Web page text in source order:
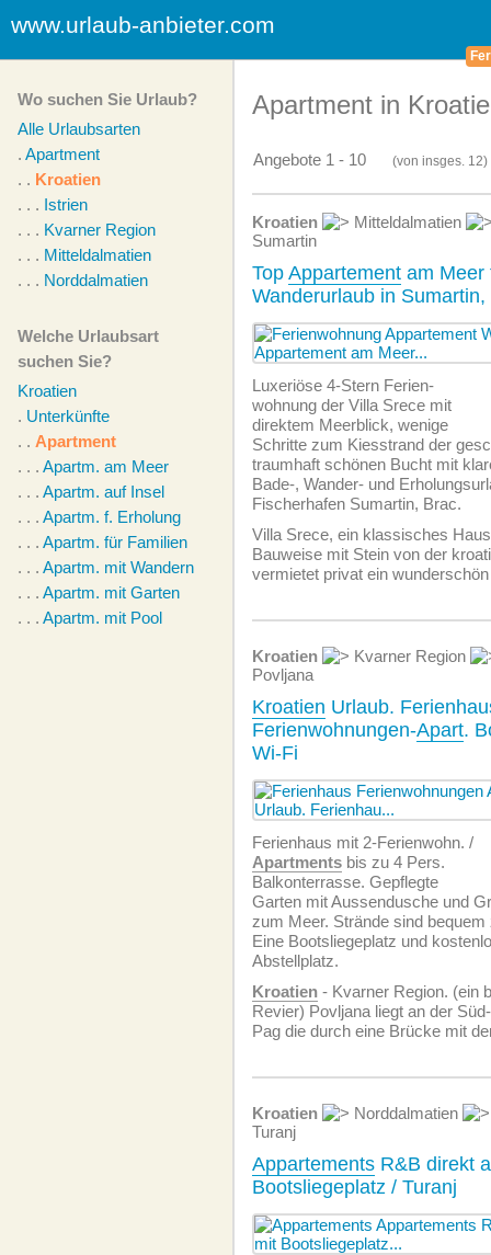
www.urlaub-anbieter.com
Wo suchen Sie Urlaub?
Alle Urlaubsarten
. Apartment
. . Kroatien
. . . Istrien
. . . Kvarner Region
. . . Mitteldalmatien
. . . Norddalmatien
Welche Urlaubsart
suchen Sie?
Kroatien
. Unterkünfte
. . Apartment
. . . Apartm. am Meer
. . . Apartm. auf Insel
. . . Apartm. f. Erholung
. . . Apartm. für Familien
. . . Apartm. mit Wandern
. . . Apartm. mit Garten
. . . Apartm. mit Pool
Apartment in
Angebote 1 - 10 (von insges. 12)
Kroatien
Mitteldalmatien
Sumartin
Top Appartement am Meer
Wanderurlaub in
Luxeriöse 4-Stern Ferien­
wohnung der Villa Srece mit
direktem Meerblick, wenige
Schritte zum Kiesstrand der
traumhaft schönen Bucht mit
Bade-, Wander- und
Fischerhafen Sumartin, Brac.
Villa Srece, ein klassisches
Bauweise mit Stein von der
vermietet privat ein
Kroatien
Kvarner Region
Povljana
Kroatien Urlaub.
Ferienwohnungen-Apart.
Wi-Fi
Ferienhaus mit 2-Ferienwohn. /
Apartments bis zu 4 Pers.
Balkonterrasse. Gepflegte
Garten mit Aussendusche und
zum Meer. Strände sind
Eine Bootsliegeplatz und
Abstellplatz.
Kroatien - Kvarner Region. (ein
Revier) Povljana liegt an der
Pag die durch eine Brücke mit
Kroatien Norddalmatien
Turanj
Appartements R&B direkt
Bootsliegeplatz / Turanj